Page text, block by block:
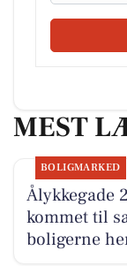
MEST
BOLIGMARKED
Ålykkegade
kommet til
boligerne